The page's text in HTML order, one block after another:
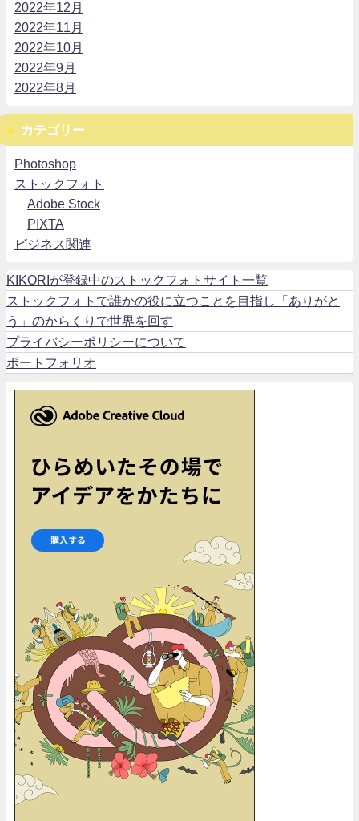
2022年12月
2022年11月
2022年10月
2022年9月
2022年8月
カテゴリー
Photoshop
ストックフォト
Adobe Stock
PIXTA
ビジネス関連
KIKORIが登録中のストックフォトサイト一覧
ストックフォトで誰かの役に立つことを目指し「ありがと
う」のからくりで世界を回す
プライバシーポリシーについて
ポートフォリオ